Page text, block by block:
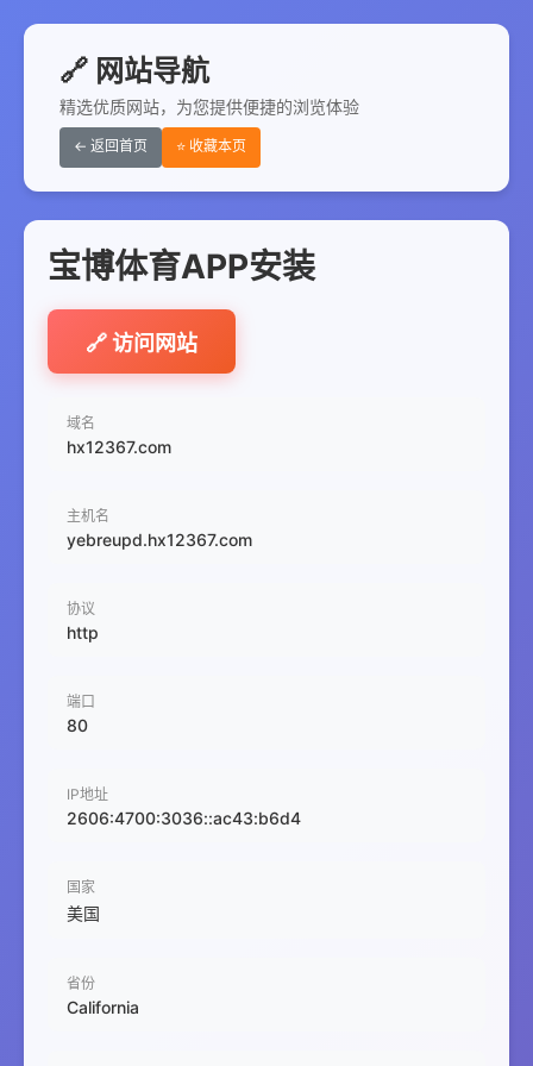
🔗 网站导航
精选优质网站，为您提供便捷的浏览体验
← 返回首页 ⭐ 收藏本页
宝博体育APP安装
🔗 访问网站
域名
hx12367.com
主机名
yebreupd.hx12367.com
协议
http
端口
80
IP地址
2606:4700:3036::ac43:b6d4
国家
美国
省份
California